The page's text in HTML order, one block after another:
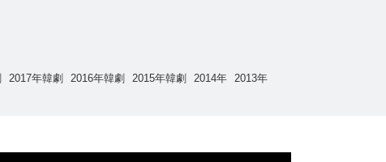
2017年韓劇 2016年韓劇 2015年韓劇 2014年
2013年